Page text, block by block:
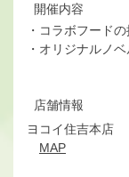
開催内容
・コラボフード
・オリジナルノ
店舗情報
ヨコイ住吉本店
MAP